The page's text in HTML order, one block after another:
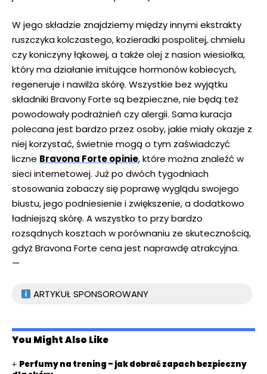
W jego składzie znajdziemy między innymi ekstrakty
ruszczyka kolczastego, kozieradki pospolitej, chmielu
czy koniczyny łąkowej, a także olej z nasion wiesiołka,
który ma działanie imitujące hormonów kobiecych,
regeneruje i nawilża skórę. Wszystkie bez wyjątku
składniki Bravony Forte są bezpieczne, nie będą też
powodowały podrażnień czy alergii. Sama kuracja
polecana jest bardzo przez osoby, jakie miały okazje z
niej korzystać, świetnie mogą o tym zaświadczyć
liczne Bravona Forte opinie, które można znaleźć w
sieci internetowej. Już po dwóch tygodniach
stosowania zobaczy się poprawę wyglądu swojego
biustu, jego podniesienie i zwiększenie, a dodatkowo
ładniejszą skórę. A wszystko to przy bardzo
rozsądnych kosztach w porównaniu ze skutecznością,
gdyż Bravona Forte cena jest naprawdę atrakcyjna.
—
ARTYKUŁ SPONSOROWANY
You Might Also Like
Perfumy na trening – jak dobrać zapach bezpieczny